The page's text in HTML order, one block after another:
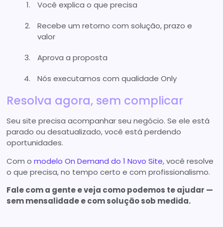
Você explica o que precisa
Recebe um retorno com solução, prazo e
valor
Aprova a proposta
Nós executamos com qualidade Only
Resolva agora, sem complicar
Seu site precisa acompanhar seu negócio. Se ele está
parado ou desatualizado, você está perdendo
oportunidades.
Com omodelo On Demand do 1 Novo Site, você resolve
o que precisa, no tempo certo e com profissionalismo.
Fale com a gente e veja como podemos te ajudar —
sem mensalidade e com solução sob medida.